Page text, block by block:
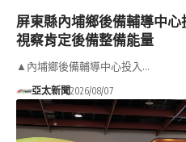
屏東縣內埔鄉後備輔導中
視察肯定後備整備能量
▲內埔鄉後備輔導中心投入…
亞太新聞2026/08/07